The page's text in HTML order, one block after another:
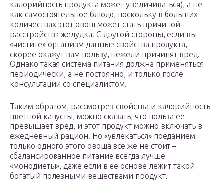
калорийность продукта может увеличиваться), а не
как самостоятельное блюдо, поскольку в больших
количествах этот овощ может стать причиной
расстройства желудка. С другой стороны, если вы
«чистите» организм данные свойства продукта,
скорее окажут вам пользу, нежели причинят вред.
Однако такая система питания должна применяться
периодически, а не постоянно, и только после
консультации со специалистом.
Таким образом, рассмотрев свойства и калорийность
цветной капусты, можно сказать, что польза ее
превышает вред, и этот продукт можно включать в
ежедневный рацион. Но «увлекаться» поеданием
только одного этого овоща все же не стоит –
сбалансированное питание всегда лучше
«монодиеты», даже если в ее основе лежит такой
богатый полезными веществами продукт.